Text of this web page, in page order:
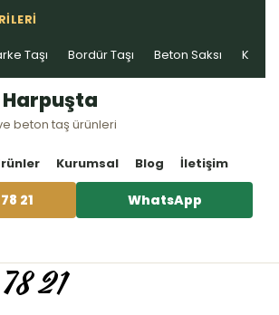
Taşı Bordür Taşı Beton Saksı Kablo
beton taş ürünleri
Kurumsal Blog İletişim
21 WhatsApp
21